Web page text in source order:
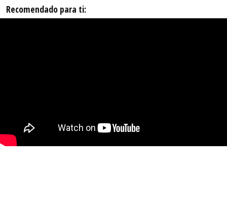
Recomendado para ti: